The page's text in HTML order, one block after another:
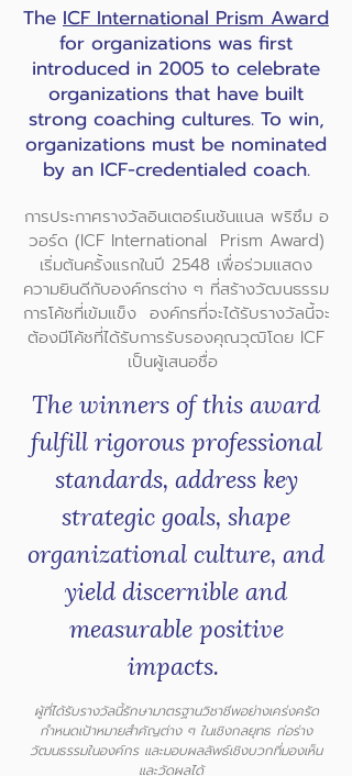
The ICF International Prism Award
for organizations was first
introduced in 2005 to celebrate
organizations that have built
strong coaching cultures. To win,
organizations must be nominated
by an ICF-credentialed coach.
การประกาศรางวัลอินเตอร์เนชันแนล พริซึม อ
วอร์ด (ICF International Prism Award)
เริ่มต้นครั้งแรกในปี 2548 เพื่อร่วมแสดง
ความยินดีกับองค์กรต่าง ๆ ที่สร้างวัฒนธรรม
การโค้ชที่เข้มแข็ง องค์กรที่จะได้รับรางวัลนี้จะ
ต้องมีโค้ชที่ได้รับการรับรองคุณวุฒิโดย ICF
เป็นผู้เสนอชื่อ
The winners of this award
fulfill rigorous professional
standards, address key
strategic goals, shape
organizational culture, and
yield discernible and
measurable positive
impacts.
ผู้ที่ได้รับรางวัลนี้รักษามาตรฐานวิชาชีพอย่างเคร่งครัด
กำหนดเป้าหมายสำคัญต่าง ๆ ในเชิงกลยุทธ ก่อร่าง
วัฒนธรรมในองค์กร และมอบผลลัพธ์เชิงบวกที่มองเห็น
และวัดผลได้